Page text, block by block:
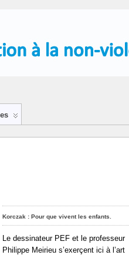
Korczak : Pour que vivent les enfants.
Le dessinateur PEF et le professeur
Philippe Meirieu s’exerçent ici à l’art